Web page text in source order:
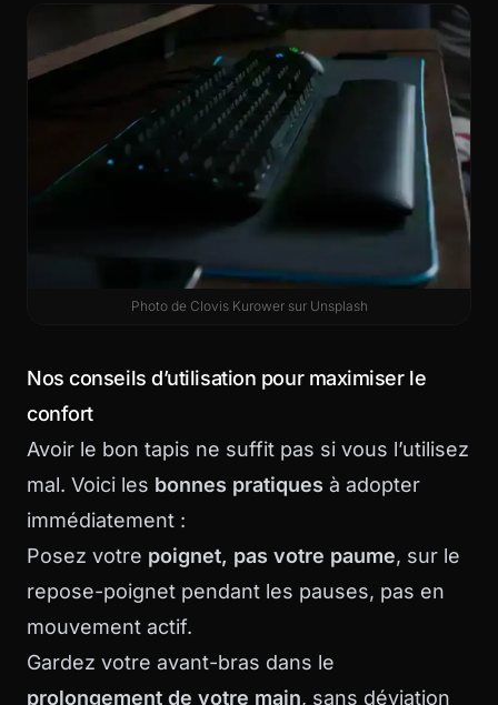
Photo de Clovis Kurowersur Unsplash
Nos conseils d’utilisation pour maximiser le
confort
Avoir le bon tapis ne suffit pas si vous l’utilisez
mal. Voici les bonnes pratiques à adopter
immédiatement :
Posez votre poignet, pas votre paume, sur le
repose-poignet pendant les pauses, pas en
mouvement actif.
Gardez votre avant-bras dans le
prolongement de votre main, sans déviation